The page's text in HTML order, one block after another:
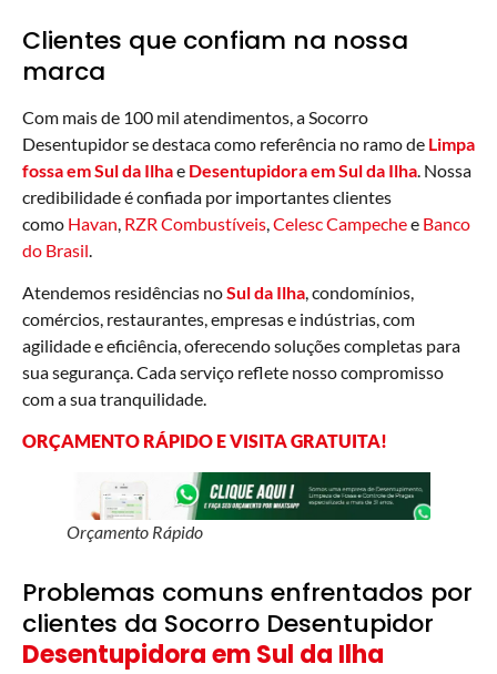
Clientes que confiam na nossa
marca
Com mais de 100 mil atendimentos, a Socorro
Desentupidor se destaca como referência no ramo de Limpa
fossa em Sul da Ilhae Desentupidora em Sul da Ilha . Nossa
credibilidade é confiada por importantes clientes
como Havan RZR Combustíveis Celesc Campechee Banco
do Brasil
Atendemos residências noSul da Ilha, condomínios,
comércios, restaurantes, empresas e indústrias, com
agilidade e eficiência, oferecendo soluções completas para
sua segurança. Cada serviço reflete nosso compromisso
com a sua tranquilidade.
ORÇAMENTO RÁPIDO E VISITA GRATUITA!
Orçamento Rápido
Problemas comuns enfrentados por
clientes da Socorro Desentupidor
Desentupidora em Sul da Ilha